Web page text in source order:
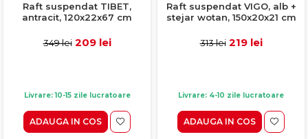
Raft suspendat TIBET,
antracit, 120x22x67 cm
349 lei 209 lei
Livrare: 10-15 zile lucratoare
ADAUGA IN COS
Raft suspendat VIGO, alb +
stejar wotan, 150x20x21 cm
313 lei 219 lei
Livrare: 4-10 zile lucratoare
ADAUGA IN COS